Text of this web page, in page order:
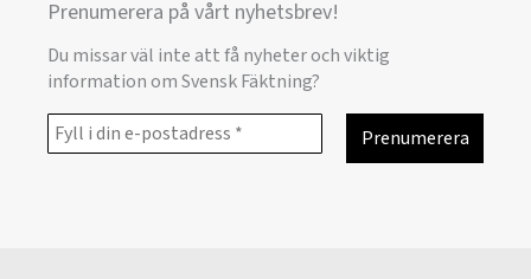
Prenumerera på vårt nyhetsbrev!
Du missar väl inte att få nyheter och viktig
information om Svensk Fäktning?